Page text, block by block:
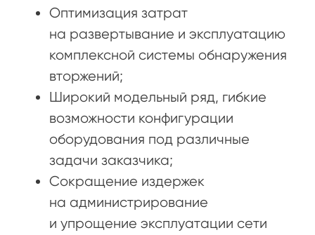
Оптимизация затрат
на развертывание и эксплуатацию
комплексной системы обнаружения
вторжений;
Широкий модельный ряд, гибкие
возможности конфигурации
оборудования под различные
задачи заказчика;
Сокращение издержек
на администрирование
и упрощение эксплуатации сети